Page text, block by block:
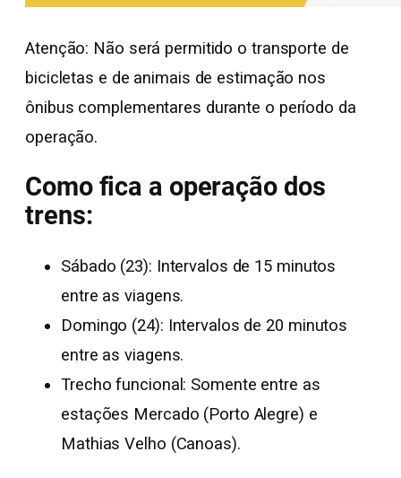
Atenção: Não será permitido o transporte de
bicicletas e de animais de estimação nos
ônibus complementares durante o período da
operação.
Como fica a operação dos
trens:
Sábado (23): Intervalos de 15 minutos
entre as viagens.
Domingo (24): Intervalos de 20 minutos
entre as viagens.
Trecho funcional: Somente entre as
estações Mercado (Porto Alegre) e
Mathias Velho (Canoas).